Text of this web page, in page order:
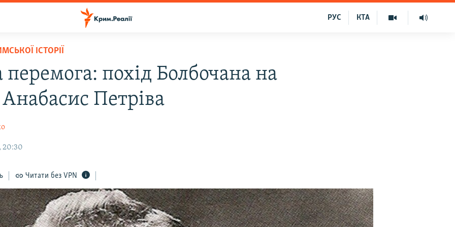
КТА
РУС
ІСТОРІЇ
перемога: похід Болбочана на
Петріва
20:30
Читати без VPN